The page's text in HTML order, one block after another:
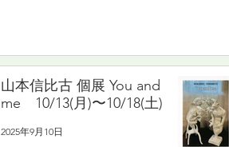
山本信比古 個展 You and
me 10/13(月)〜10/18(土)
2025年9月10日